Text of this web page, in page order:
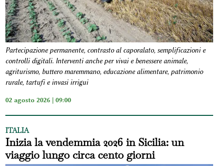
Partecipazione permanente, contrasto al caporalato, semplificazioni e
controlli digitali. Interventi anche per vivai e benessere animale,
agriturismo, buttero maremmano, educazione alimentare, patrimonio
rurale, tartufi e invasi irrigui
02 agosto 2026 | 09:00
ITALIA
Inizia la vendemmia 2026 in Sicilia: un
viaggio lungo circa cento giorni